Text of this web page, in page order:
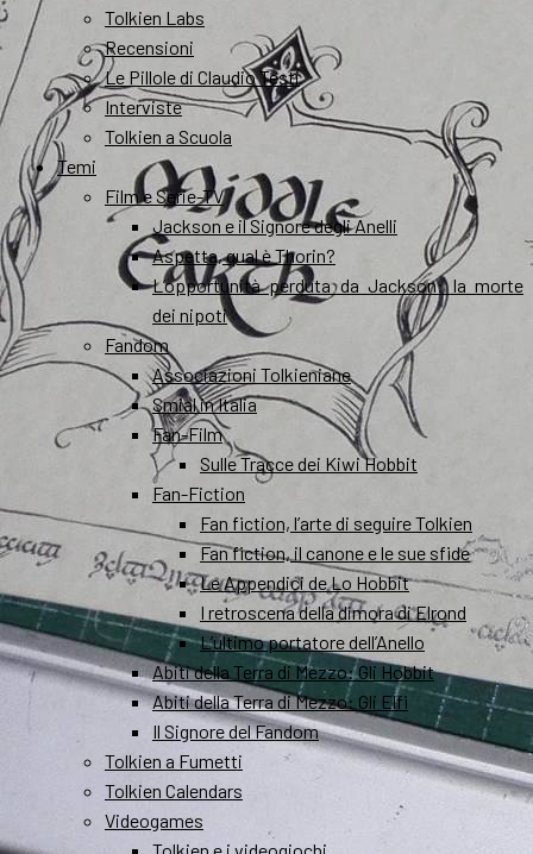
Tolkien Labs
Recensioni
Le Pillole di Claudio Testi
Interviste
Tolkien a Scuola
Temi
Film e Serie-TV
Jackson e il Signore degli Anelli
Aspetta, qual è Thorin?
L’opportunità perduta da Jackson: la morte
dei nipoti
Fandom
Associazioni Tolkieniane
Smial in Italia
Fan-Film
Sulle Tracce dei Kiwi Hobbit
Fan-Fiction
Fan fiction, l’arte di seguire Tolkien
Fan fiction, il canone e le sue sfide
Le Appendici de Lo Hobbit
I retroscena della dimora di Elrond
L’ultimo portatore dell’Anello
Abiti della Terra di Mezzo: Gli Hobbit
Abiti della Terra di Mezzo: Gli Elfi
Il Signore del Fandom
Tolkien a Fumetti
Tolkien Calendars
Videogames